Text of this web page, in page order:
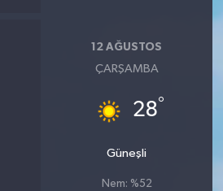
12 AĞUSTOS
ÇARŞAMBA
28°
Güneşli
Nem: %52